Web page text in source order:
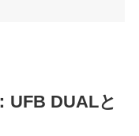
UFB DUALと